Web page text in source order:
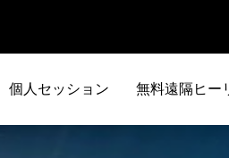
個人セッション 無料遠隔ヒー